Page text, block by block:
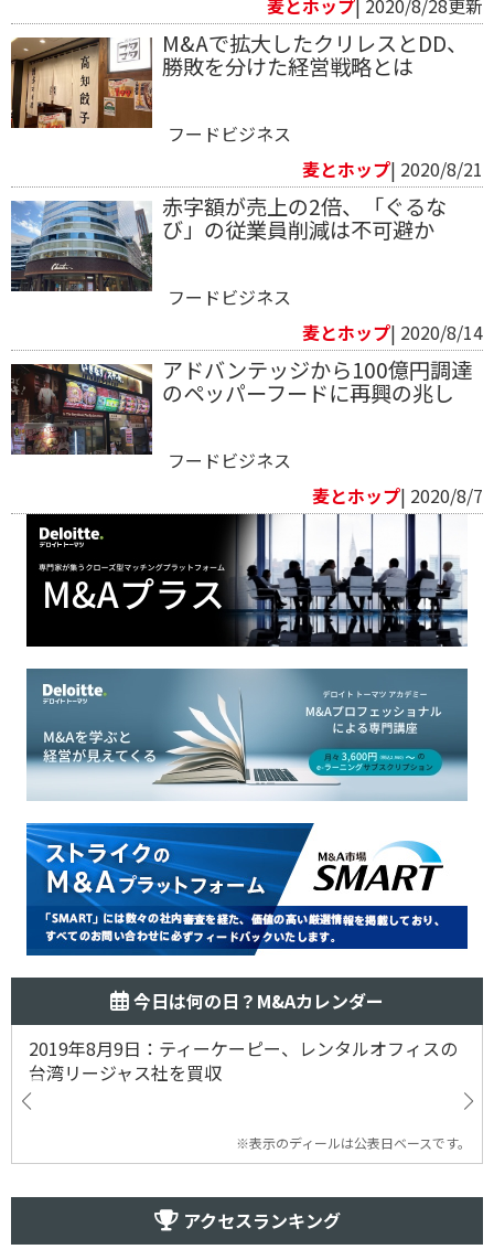
M&Aで拡大したクリレスとDD、
勝敗を分けた経営戦略とは
フードビジネス
麦とホップ| 2020/8/21
赤字額が売上の2倍、「ぐるな
び」の従業員削減は不可避か
フードビジネス
麦とホップ| 2020/8/14
アドバンテッジから100億円調達
のペッパーフードに再興の兆し
フードビジネス
麦とホップ| 2020/8/7
今日は何の日？M&Aカレンダー
2019年8月9日：ティーケーピー、レンタルオフィスの
台湾リージャス社を買収
※表示のディールは公表日ベースです。
アクセスランキング